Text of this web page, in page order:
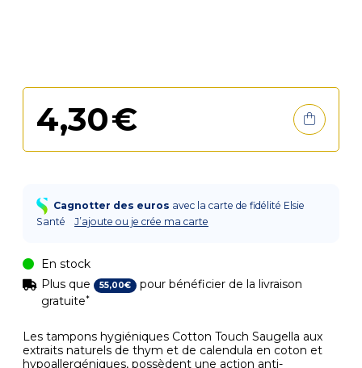
Les tampons hygiéniques Cotton Touch Saugella aux
extraits naturels de thym et de calendula en coton et
hypoallergéniques, possèdent une action anti-
4,30€
Cagnotter des euros avec la carte de fidélité Elsie
Santé
J’ajoute ou je crée ma carte
En stock
Plus que
55,00€ pour bénéficier de la livraison
gratuite*